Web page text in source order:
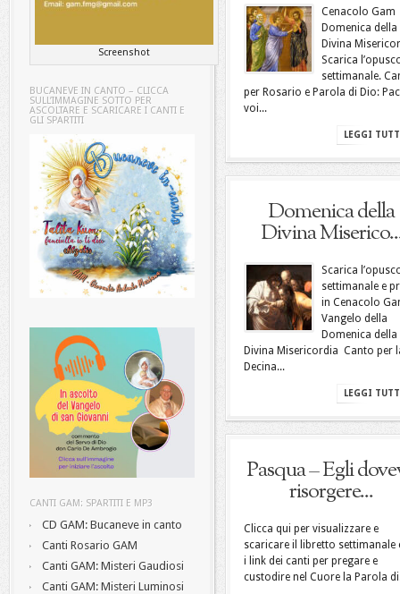
Screenshot
BUCANEVE IN CANTO – CLICCA
SULL’IMMAGINE SOTTO PER
ASCOLTARE E SCARICARE I CANTI E
GLI SPARTITI
CANTI GAM: SPARTITI E MP3
CD GAM: Bucaneve in canto
Canti Rosario GAM
Canti GAM: Misteri Gaudiosi
Canti GAM: Misteri Luminosi
Cenacolo Gam
Domenica della
Divina
Scarica
settimanale.
per Rosario e Parola di Dio:
voi...
LEGGI
Domenica della
Divina
Scarica
settimanale e
in Cenacolo
Vangelo della
Domenica della
Divina Misericordia Canto per
Decina...
LEGGI
Pasqua – Egli
risorgere...
Clicca qui per visualizzare e
scaricare il libretto settimanale
i link dei canti per pregare e
custodire nel Cuore la Parola